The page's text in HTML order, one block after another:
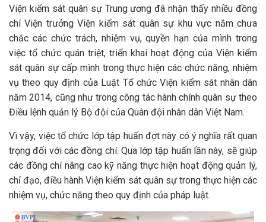
Viện kiểm sát quân sự Trung ương đã nhận thấy nhiều đồng
chí Viện trưởng Viện kiểm sát quân sự khu vực nắm chưa
chắc các chức trách, nhiệm vụ, quyền hạn của mình trong
việc tổ chức quán triệt, triển khai hoạt động của Viện kiểm
sát quân sự cấp mình trong thực hiện các chức năng, nhiệm
vụ theo quy định của Luật Tổ chức Viện kiểm sát nhân dân
năm 2014, cũng như trong công tác hành chính quân sự theo
Điều lệnh quản lý Bộ đội của Quân đội nhân dân Việt Nam.
Vì vậy, việc tổ chức lớp tập huấn đợt này có ý nghĩa rất quan
trọng đối với các đồng chí. Qua lớp tập huấn lần này, sẽ giúp
các đồng chí nâng cao kỹ năng thực hiện hoạt động quản lý,
chỉ đạo, điều hành Viện kiểm sát quân sự trong thực hiện các
nhiệm vụ, chức năng theo quy định của pháp luật.